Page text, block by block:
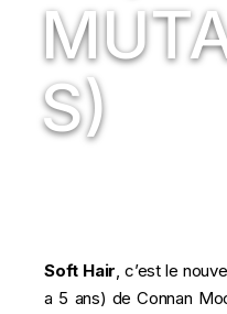
S)
Soft Hair, c’est le
a 5 ans) de Connan